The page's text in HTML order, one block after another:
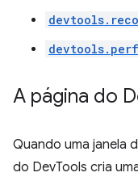
A página do
Quando uma janela
do DevTools cria